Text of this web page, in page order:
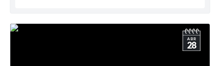
ABR
28